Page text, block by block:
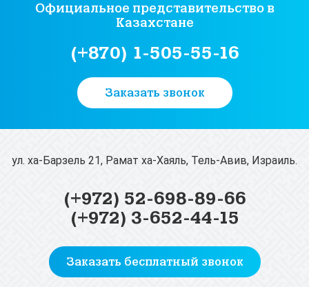
Официальное представительство в
Казахстане
(+870) 1-505-55-16
Заказать звонок
(+972) 52-698-89-66
(+972) 3-652-44-15
Заказать бесплатный звонок
ул. ха-Барзель 21, Рамат ха-Хаяль, Тель-Авив, Израиль.